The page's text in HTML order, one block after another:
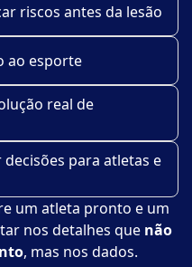
riscos antes da lesão
ao esporte
real de
para atletas e
um atleta pronto e um
nos detalhes que não
, mas nos dados.